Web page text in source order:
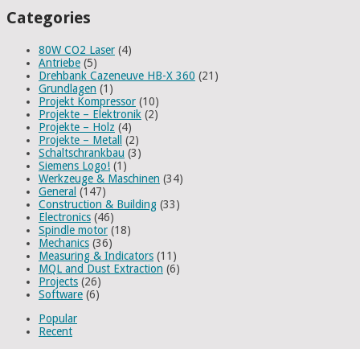
Categories
80W CO2 Laser (4)
Antriebe (5)
Drehbank Cazeneuve HB-X 360 (21)
Grundlagen (1)
Projekt Kompressor (10)
Projekte – Elektronik (2)
Projekte – Holz (4)
Projekte – Metall
(2)
Schaltschrankbau (3)
Siemens Logo! (1)
Werkzeuge & Maschinen (34)
General (147)
Construction & Building (33)
Electronics (46)
Spindle motor (18)
Mechanics (36)
Measuring & Indicators (11)
MQL and Dust Extraction (6)
Projects (26)
Software (6)
Popular
Recent